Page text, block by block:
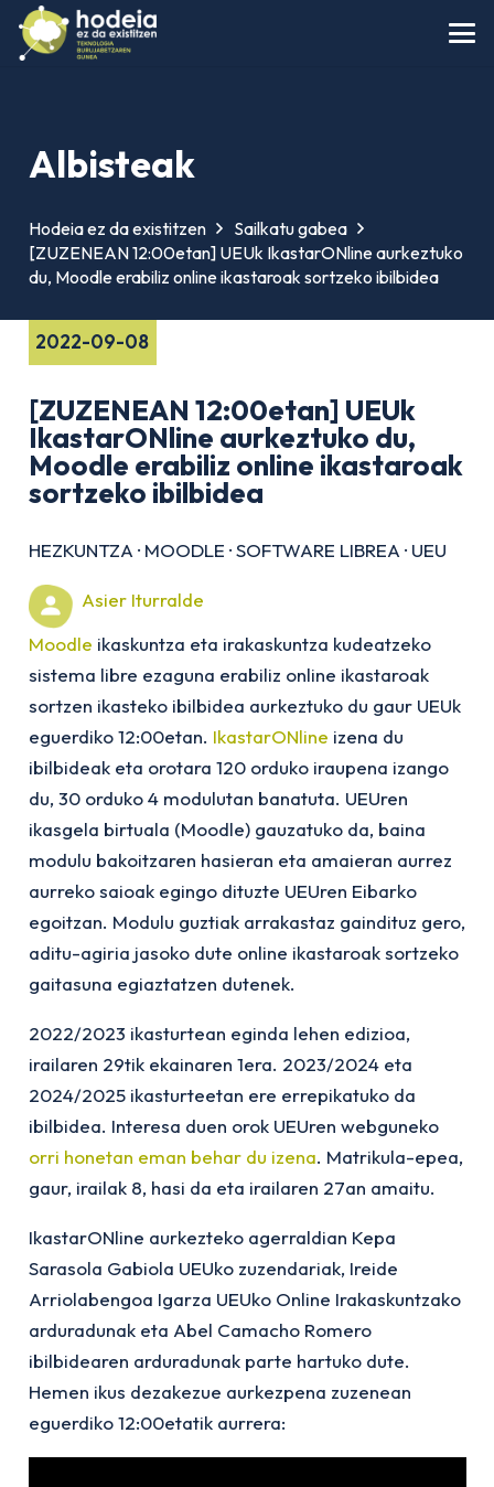
Albisteak
Hodeia ez da existitzen
Sailkatu gabea
[ZUZENEAN 12:00etan] UEUk IkastarONline aurkeztuko
du, Moodle erabiliz online ikastaroak sortzeko ibilbidea
2022-09-08
[ZUZENEAN 12:00etan] UEUk
IkastarONline aurkeztuko du,
Moodle erabiliz online ikastaroak
sortzeko ibilbidea
HEZKUNTZA · MOODLE ·SOFTWARE LIBREA · UEU
Asier Iturralde
Moodle ikaskuntza eta irakaskuntza kudeatzeko
sistema libre ezaguna erabiliz online ikastaroak
sortzen ikasteko ibilbidea aurkeztuko du gaur UEUk
eguerdiko 12:00etan. IkastarONline izena du
ibilbideak eta orotara 120 orduko iraupena izango
du, 30 orduko 4 modulutan banatuta. UEUren
ikasgela birtuala (Moodle) gauzatuko da, baina
modulu bakoitzaren hasieran eta amaieran aurrez
aurreko saioak egingo dituzte UEUren Eibarko
egoitzan. Modulu guztiak arrakastaz gaindituz gero,
aditu-agiria jasoko dute online ikastaroak sortzeko
gaitasuna egiaztatzen dutenek.
2022/2023 ikasturtean eginda lehen edizioa,
irailaren 29tik ekainaren 1era. 2023/2024 eta
2024/2025 ikasturteetan ere errepikatuko da
ibilbidea. Interesa duen orok UEUren webguneko
orri honetan eman behar du izena. Matrikula-epea,
gaur, irailak 8, hasi da eta irailaren 27an amaitu.
IkastarONline aurkezteko agerraldian Kepa
Sarasola Gabiola UEUko zuzendariak, Ireide
Arriolabengoa Igarza UEUko Online Irakaskuntzako
arduradunak eta Abel Camacho Romero
ibilbidearen arduradunak parte hartuko dute.
Hemen ikus dezakezue aurkezpena zuzenean
eguerdiko 12:00etatik aurrera: